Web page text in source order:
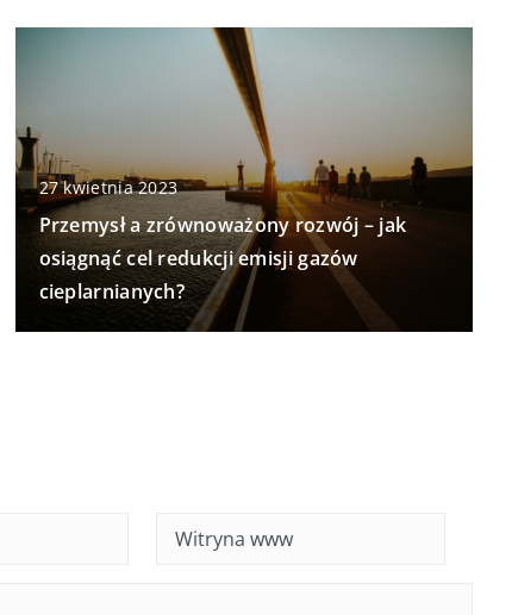
27 kwietnia 2023
Przemysł a zrównoważony rozwój – jak
osiągnąć cel redukcji emisji gazów
cieplarnianych?